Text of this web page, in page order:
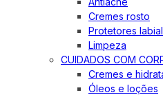
Cremes rosto
Protetores labial
Limpeza
CUIDADOS COM
Cremes e
Óleos e loções